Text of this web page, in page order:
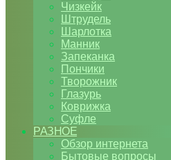
Чизкейк
Штрудель
Шарлотка
Манник
Запеканка
Пончики
Творожник
Глазурь
Коврижка
Суфле
РАЗНОЕ
Обзор интернета
Бытовые вопросы